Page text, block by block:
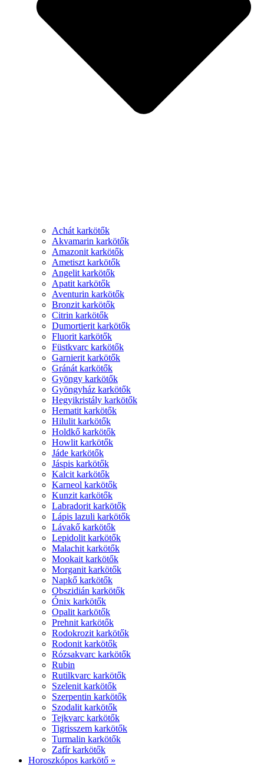
Achát karkötők
Akvamarin karkötők
Amazonit karkötők
Ametiszt karkötők
Angelit karkötők
Apatit karkötők
Aventurin karkötők
Bronzit karkötők
Citrin karkötők
Dumortierit karkötők
Fluorit karkötők
Füstkvarc karkötők
Garnierit karkötők
Gránát karkötők
Gyöngy karkötők
Gyöngyház karkötők
Hegyikristály karkötők
Hematit karkötők
Hilulit karkötők
Holdkő karkötők
Howlit karkötők
Jáde karkötők
Jáspis karkötők
Kalcit karkötők
Karneol karkötők
Kunzit karkötők
Labradorit karkötők
Lápis lazuli karkötők
Lávakő karkötők
Lepidolit karkötők
Malachit karkötők
Mookait karkötők
Morganit karkötők
Napkő karkötők
Obszidián karkötők
Ónix karkötők
Opalit karkötők
Prehnit karkötők
Rodokrozit karkötők
Rodonit karkötők
Rózsakvarc karkötők
Rubin
Rutilkvarc karkötők
Szelenit karkötők
Szerpentin karkötők
Szodalit karkötők
Tejkvarc karkötők
Tigrisszem karkötők
Turmalin karkötők
Zafír karkötők
Horoszkópos karkötő »